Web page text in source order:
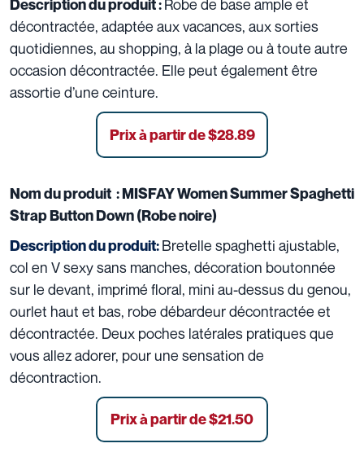
Description du produit :Robe de base ample et
décontractée, adaptée aux vacances, aux sorties
quotidiennes, au shopping, à la plage ou à toute autre
occasion décontractée. Elle peut également être
assortie d’une ceinture.
Prix à partir de$28.89
Nom du produit :MISFAY Women Summer Spaghetti
Strap Button Down (Robe noire)
Description du produit:Bretelle spaghetti ajustable,
col en V sexy sans manches, décoration boutonnée
sur le devant, imprimé floral, mini au-dessus du genou,
ourlet haut et bas, robe débardeur décontractée et
décontractée. Deux poches latérales pratiques que
vous allez adorer, pour une sensation de
décontraction.
Prix à partir de$21.50